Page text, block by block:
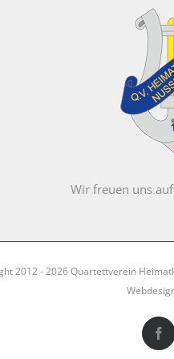
Wir freuen uns
2012 -2026 Quartettverein